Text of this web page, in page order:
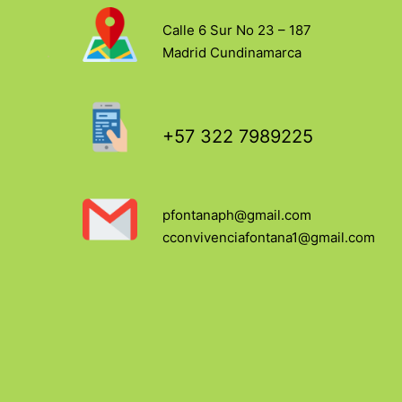
Calle 6 Sur No 23 – 187
Madrid Cundinamarca
+57 322 7989225
pfontanaph@gmail.com
cconvivenciafontana1@gmail.com